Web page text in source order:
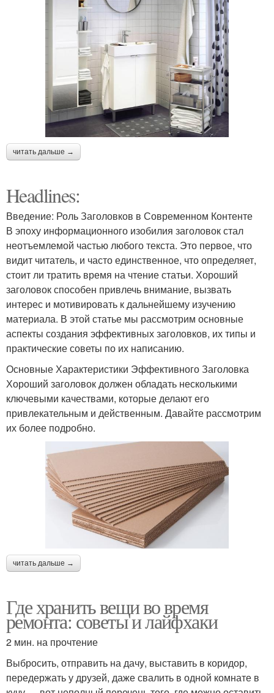
читать дальше →
Headlines:
Введение: Роль Заголовков в Современном Контенте
В эпоху информационного изобилия заголовок стал
неотъемлемой частью любого текста. Это первое, что
видит читатель, и часто единственное, что определяет,
стоит ли тратить время на чтение статьи. Хороший
заголовок способен привлечь внимание, вызвать
интерес и мотивировать к дальнейшему изучению
материала. В этой статье мы рассмотрим основные
аспекты создания эффективных заголовков, их типы и
практические советы по их написанию.
Основные Характеристики Эффективного Заголовка
Хороший заголовок должен обладать несколькими
ключевыми качествами, которые делают его
привлекательным и действенным. Давайте рассмотрим
их более подробно.
читать дальше →
Где хранить вещи во время
ремонта: советы и лайфхаки
2 мин. на прочтение
Выбросить, отправить на дачу, выставить в коридор,
передержать у друзей, даже свалить в одной комнате в